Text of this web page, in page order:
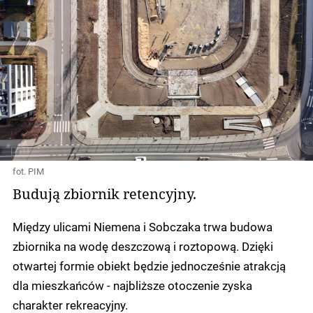
fot. PIM
Budują zbiornik retencyjny.
Między ulicami Niemena i Sobczaka trwa budowa
zbiornika na wodę deszczową i roztopową. Dzięki
otwartej formie obiekt będzie jednocześnie atrakcją
dla mieszkańców - najbliższe otoczenie zyska
charakter rekreacyjny.